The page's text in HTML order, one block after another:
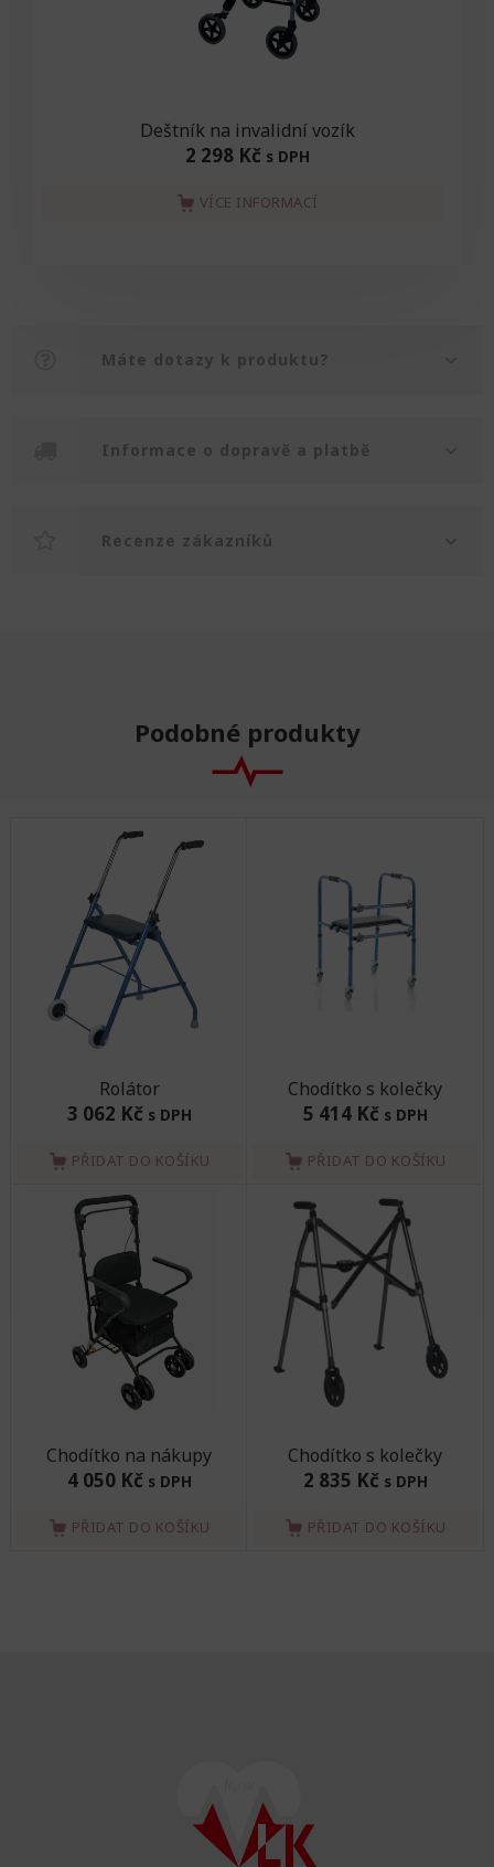
Deštník na invalidní vozík
2 298 Kč s DPH
VÍCE INFORMACÍ
Máte dotazy k produktu?
Informace o dopravě a platbě
Recenze zákazníků
Podobné produkty
Rolátor
3 062 Kč s DPH
PŘIDAT DO KOŠÍKU
Chodítko s kolečky
5 414 Kč s DPH
PŘIDAT DO KOŠÍKU
Chodítko na nákupy
4 050 Kč s DPH
PŘIDAT DO KOŠÍKU
Chodítko s kolečky
2 835 Kč s DPH
PŘIDAT DO KOŠÍKU